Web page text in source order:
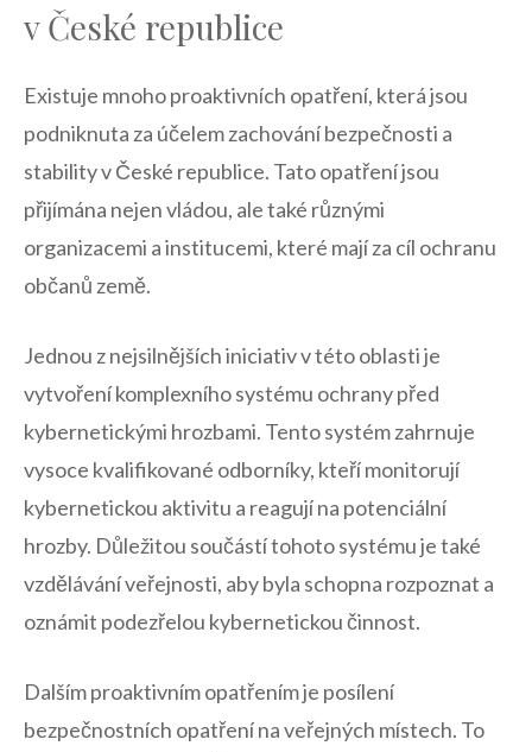
v České republice
Existuje mnoho proaktivních opatření, která ‍jsou
podniknuta za⁤ účelem zachování bezpečnosti a
stability v České‌ republice. Tato opatření jsou
‍přijímána nejen vládou, ale také různými
organizacemi a‌ institucemi, ‍které mají za cíl ochranu
občanů země.
Jednou z nejsilnějších iniciativ v této ‍oblasti je
vytvoření komplexního systému ochrany před
‍kybernetickými hrozbami. Tento systém zahrnuje
vysoce kvalifikované odborníky, kteří monitorují
kybernetickou aktivitu a reagují na potenciální
hrozby. ‌Důležitou součástí tohoto ⁣systému je‌ také
vzdělávání veřejnosti, aby byla schopna ‌rozpoznat a ​
oznámit podezřelou kybernetickou činnost.
Dalším ​proaktivním opatřením⁤ je posílení
‌bezpečnostních⁣ opatření ‍na ‌veřejných ⁤místech. To